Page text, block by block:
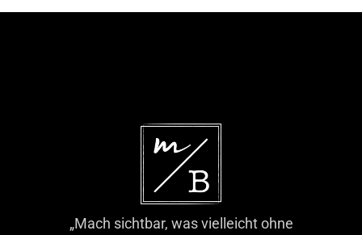
„Mach sichtbar, was vielleicht ohne